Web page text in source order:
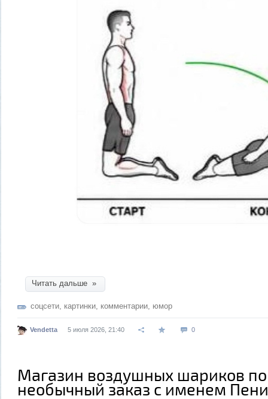
Читать дальше »
соцсети картинки комментарии юмор
Vendetta 5 июля 2026, 21:40 0
Магазин воздушных шариков
необычный заказ с именем